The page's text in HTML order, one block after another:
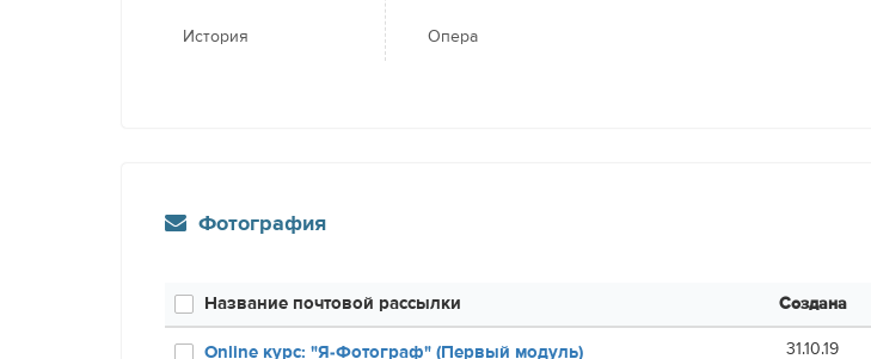
История Опера
Фотография
Название почтовой рассылки Создана
Online курс: "Я-Фотограф" (Первый модуль) 31.10.19